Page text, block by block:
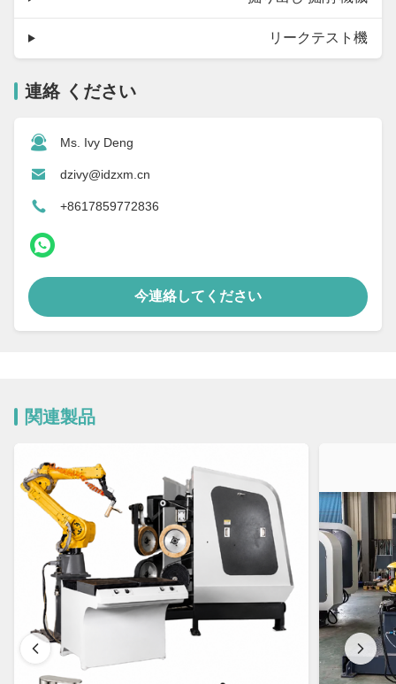
リークテスト機
連絡 ください
Ms. Ivy Deng
dzivy@idzxm.cn
+8617859772836
今連絡してください
関連製品